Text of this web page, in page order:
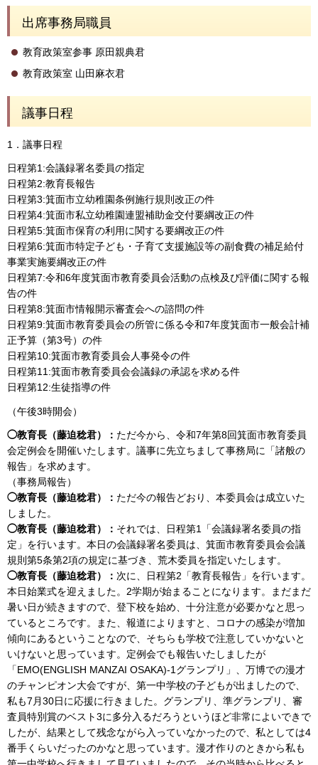
出席事務局職員
教育政策室参事 原田親典君
教育政策室 山田麻衣君
議事日程
1．議事日程
日程第1:会議録署名委員の指定
日程第2:教育長報告
日程第3:箕面市立幼稚園条例施行規則改正の件
日程第4:箕面市私立幼稚園連盟補助金交付要綱改正の件
日程第5:箕面市保育の利用に関する要綱改正の件
日程第6:箕面市特定子ども・子育て支援施設等の副食費の補足給付
事業実施要綱改正の件
日程第7:令和6年度箕面市教育委員会活動の点検及び評価に関する報
告の件
日程第8:箕面市情報開示審査会への諮問の件
日程第9:箕面市教育委員会の所管に係る令和7年度箕面市一般会計補
正予算（第3号）の件
日程第10:箕面市教育委員会人事発令の件
日程第11:箕面市教育委員会会議録の承認を求める件
日程第12:生徒指導の件
（午後3時開会）
◯教育長（藤迫稔君）： ただ今から、令和7年第8回箕面市教育委員
会定例会を開催いたします。議事に先立ちまして事務局に「諸般の
報告」を求めます。
（事務局報告）
◯教育長（藤迫稔君）： ただ今の報告どおり、本委員会は成立いた
しました。
◯教育長（藤迫稔君）： それでは、日程第1「会議録署名委員の指
定」を行います。本日の会議録署名委員は、箕面市教育委員会会議
規則第5条第2項の規定に基づき、荒木委員を指定いたします。
◯教育長（藤迫稔君）： 次に、日程第2「教育長報告」を行います。
本日始業式を迎えました。2学期が始まることになります。まだまだ
暑い日が続きますので、登下校を始め、十分注意が必要かなと思っ
ているところです。また、報道によりますと、コロナの感染が増加
傾向にあるということなので、そちらも学校で注意していかないと
いけないと思っています。定例会でも報告いたしましたが
「EMO(ENGLISH MANZAI OSAKA)-1グランプリ」、万博での漫才
のチャンピオン大会ですが、第一中学校の子どもが出ましたので、
私も7月30日に応援に行きました。グランプリ、準グランプリ、審
査員特別賞のベスト3に多分入るだろうというほど非常によいできで
したが、結果として残念ながら入っていなかったので、私としては4
番手くらいだったのかなと思っています。漫才作りのときから私も